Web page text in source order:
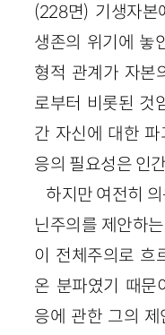
(228면) 기생자본
생존의 위기에 놓
형적 관계가 자본
로부터 비롯된 것
간 자신에 대한
응의 필요성은 인
하지만 여전히
닌주의를 제안하
이 전체주의로 흐
온 분파였기 때문
응에 관한 그의